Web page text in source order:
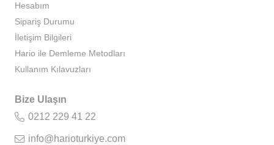
Hesabım
Sipariş Durumu
İletişim Bilgileri
Hario ile Demleme Metodları
Kullanım Kılavuzları
Bize Ulaşın
0212 229 41 22
info@harioturkiye.com